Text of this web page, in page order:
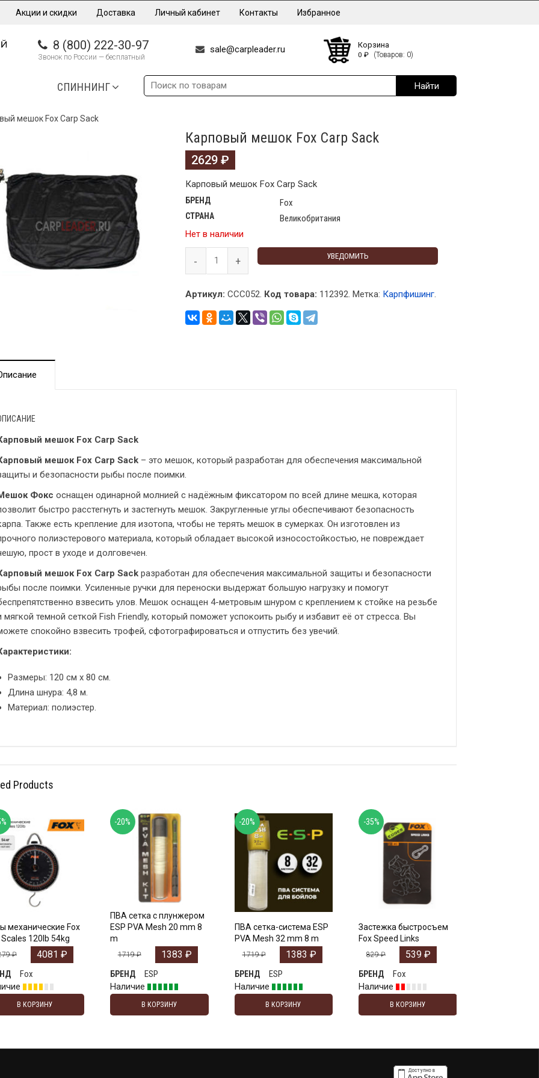
Акции и скидки Доставка Личный кабинет Контакты Избранное
8 (800) 222-30-97
Звонок по России — бесплатный
sale@carpleader.ru Корзина
0 ₽ (Товаров: 0)
СПИННИНГ
мешок Fox Carp Sack
Карповый мешок Fox Carp Sack
2629 ₽
Карповый мешок Fox Carp Sack
БРЕНД Fox
СТРАНА
Великобритания
Нет в наличии
УВЕДОМИТЬ
Артикул: CCC052. Код товара: 112392. Метка: Карпфишинг.
мешок Fox Carp Sack
мешок Fox Carp Sack – это мешок, который разработан для обеспечения максимальной
и безопасности рыбы после поимки.
Фокс оснащен одинарной молнией с надёжным фиксатором по всей длине мешка, которая
быстро расстегнуть и застегнуть мешок. Закругленные углы обеспечивают безопасность
Также есть крепление для изотопа, чтобы не терять мешок в сумерках. Он изготовлен из
полиэстерового материала, который обладает высокой износостойкостью, не повреждает
прост в уходе и долговечен.
мешок Fox Carp Sack разработан для обеспечения максимальной защиты и безопасности
после поимки. Усиленные ручки для переноски выдержат большую нагрузку и помогут
взвесить улов. Мешок оснащен 4-метровым шнуром с креплением к стойке на резьбе
мягкой темной сеткой Fish Friendly, который поможет успокоить рыбу и избавит её от стресса. Вы
спокойно взвесить трофей, сфотографироваться и отпустить без увечий.
Размеры: 120 см x 80 см.
Длина шнура: 4,8 м.
Материал: полиэстер.
Products
механические Fox
Scales 120lb 54kg
₽ 4081 ₽
Fox
В КОРЗИНУ
ПВА сетка с плунжером
ESP PVA Mesh 20 mm 8
m
1719₽ 1383 ₽
БРЕНД
ESP
Наличие
В КОРЗИНУ
-20%
ПВА сетка-система ESP
PVA Mesh 32 mm 8 m
1719₽ 1383 ₽
БРЕНД
ESP
Наличие
В КОРЗИНУ
-20%
Застежка быстросъем
Fox Speed Links
829₽ 539₽
БРЕНД
Fox
Наличие
В КОРЗИНУ
-35%